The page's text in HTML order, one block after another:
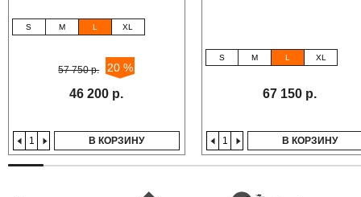
S M L XL
57 750 р. 20 %
46 200 р.
В КОРЗИНУ
S M L XL
67 150 р.
В КОРЗИНУ